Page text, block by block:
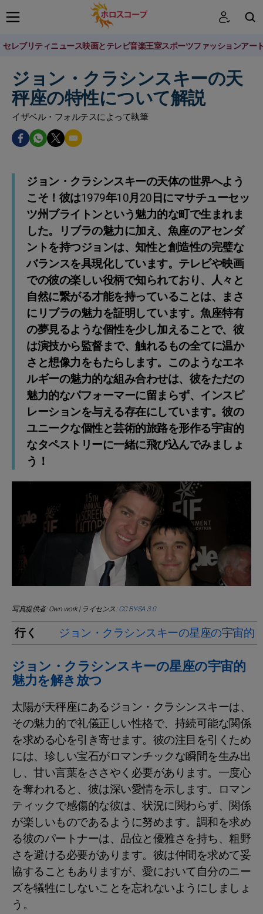
セレブリティニュース映画とテレビ音楽王室スポーツファッションアー
ジョン・クラシンスキーの天
秤座の特性について解説
イザベル・フォルテスによって執筆
ジョン・クラシンスキーの天体の世界へよう
こそ！彼は1979年10月20日にマサチューセッ
ツ州ブライトンという魅力的な町で生まれま
した。リブラの魅力に加え、魚座のアセンダ
ントを持つジョンは、知性と創造性の完璧な
バランスを具現化しています。テレビや映画
での彼の楽しい役柄で知られており、人々と
自然に繋がる才能を持っていることは、まさ
にリブラの魅力を証明しています。魚座特有
の夢見るような個性を少し加えることで、彼
は演技から監督まで、触れるもの全てに温か
さと想像力をもたらします。このようなエネ
ルギーの魅力的な組み合わせは、彼をただの
魅力的なパフォーマーに留まらず、インスピ
レーションを与える存在にしています。彼の
ユニークな個性と芸術的旅路を形作る宇宙的
なタペストリーに一緒に飛び込んでみましょ
う！
写真提供者: Own work | ライセンス:CC BY-SA 3.0
行く ジョン・クラシンスキーの星座の宇宙的
ジョン・クラシンスキーの星座の宇宙的
魅力を解き放つ
太陽が天秤座にあるジョン・クラシンスキーは、
その魅力的で礼儀正しい性格で、持続可能な関係
を求める心を引き寄せます。彼の注目を引くため
には、珍しい宝石がロマンチックな瞬間を生み出
し、甘い言葉をささやく必要があります。一度心
を奪われると、彼は深い愛情を示します。ロマン
ティックで感傷的な彼は、状況に関わらず、関係
が楽しいものであるように努めます。調和を求め
る彼のパートナーは、品位と優雅さを持ち、粗野
さを避ける必要があります。彼は仲間を求めて妥
協することもありますが、愛において自分のニー
ズを犠牲にしないことを忘れないようにしましょ
う。